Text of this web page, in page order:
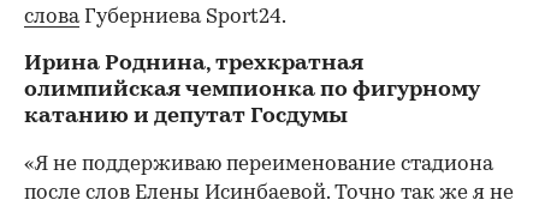
словаГуберниева Sport24.
Ирина Роднина, трехкратная
олимпийская чемпионка по фигурному
катанию и депутат Госдумы
«Я не поддерживаю переименование стадиона
после слов Елены Исинбаевой. Точно так же я не